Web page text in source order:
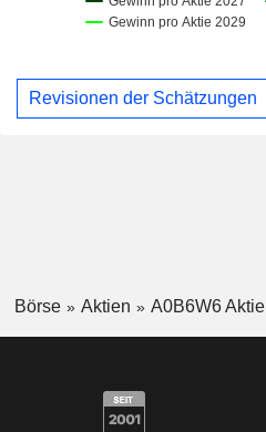
Revisionen der Schätzungen
Börse Aktien A0B6W6 Aktie